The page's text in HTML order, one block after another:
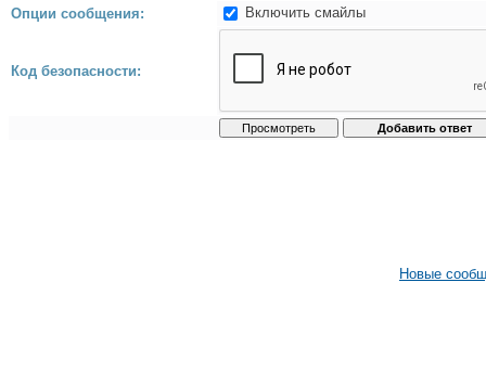
Опции сообщения: Включить смайлы
Код безопасности:
Новые